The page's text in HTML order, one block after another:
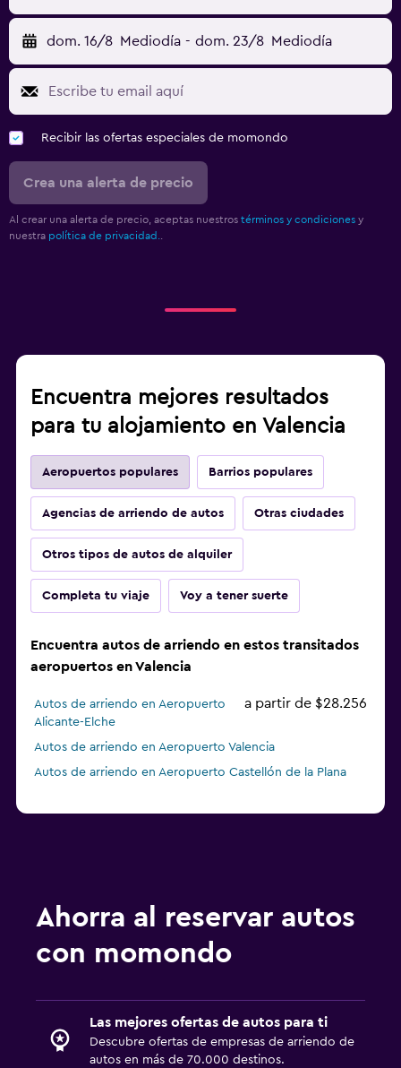
dom. 16/8 Mediodía - dom. 23/8 Mediodía
Recibir las ofertas especiales de momondo
Crea una alerta de precio
Al crear una alerta de precio, aceptas nuestros términos y condiciones y
nuestra política de privacidad..
Encuentra mejores resultados
para tu alojamiento en Valencia
Aeropuertos populares Barrios populares
Agencias de arriendo de autos Otras ciudades
Otros tipos de autos de alquiler
Completa tu viaje Voy a tener suerte
Encuentra autos de arriendo en estos transitados
aeropuertos en Valencia
Autos de arriendo en Aeropuerto
Alicante-Elche
a partir de $28.256
Autos de arriendo en Aeropuerto Valencia
Autos de arriendo en Aeropuerto Castellón de la Plana
Ahorra al reservar autos
con momondo
Las mejores ofertas de autos para ti
Descubre ofertas de empresas de arriendo de
autos en más de 70.000 destinos.